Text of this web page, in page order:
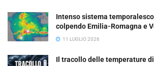
Intenso sistema
colpendo Emilia-Romagna e
11 LUGLIO 2026
Il tracollo delle temperature